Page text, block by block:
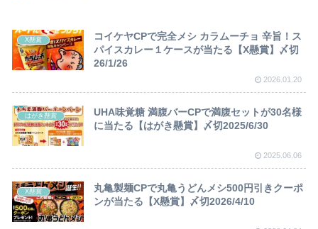
X懸賞
コイケヤCPで完全メシ カラムーチョ 辛旨！ス
パイスカレー１ケースが当たる【X懸賞】〆切
26/1/26
2026.01.20
はがき懸賞
UHA味覚糖 満腹バーCPで満腹セットが30名様
に当たる【はがき懸賞】〆切2025/6/30
2025.06.06
X懸賞
丸亀製麺CPで丸亀うどんメシ500円引きクーポ
ンが当たる【X懸賞】〆切2026/4/10